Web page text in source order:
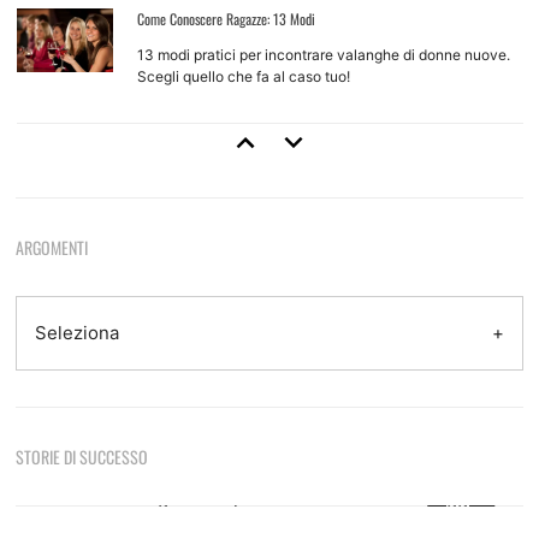
Come Conoscere Ragazze: 13 Modi
13 modi pratici per incontrare valanghe di donne nuove.
Scegli quello che fa al caso tuo!
Come Approcciare Una Ragazza
8 tecniche efficaci e come usarle per sedurre
ARGOMENTI
Seleziona
STORIE DI SUCCESSO
Sono le otto del mattino, sono appena tornato da